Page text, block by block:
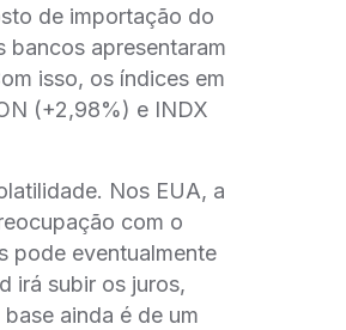
de importação do
bancos apresentaram
isso, os índices em
(+2,98%) e INDX
Nos EUA, a
com o
pode eventualmente
irá subir os juros,
ainda é de um